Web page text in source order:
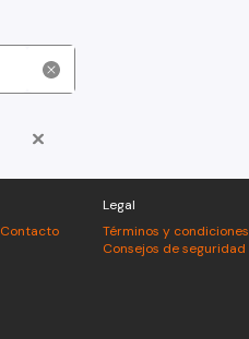
Contacto
Legal
Términos y condiciones
Consejos de seguridad